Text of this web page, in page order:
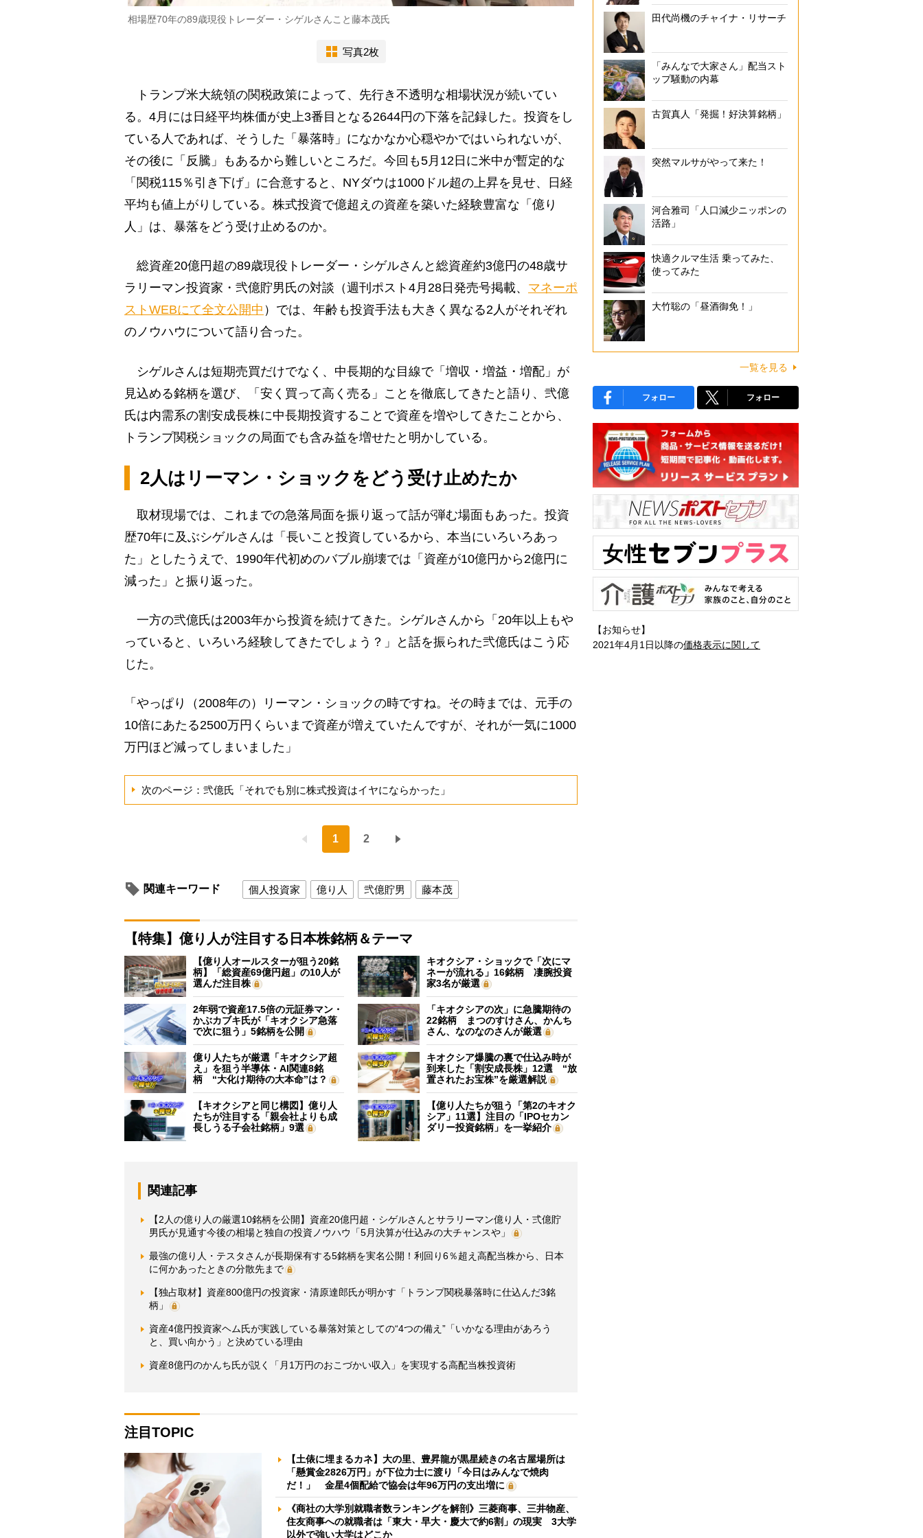
相場歴70年の89歳現役トレーダー・シゲルさんこと藤本茂氏
写真2枚
トランプ米大統領の関税政策によって、先行き不透明な相場状況が続いてい
る。4月には日経平均株価が史上3番目となる2644円の下落を記録した。投資をし
ている人であれば、そうした「暴落時」になかなか心穏やかではいられないが、
その後に「反騰」もあるから難しいところだ。今回も5月12日に米中が暫定的な
「関税115％引き下げ」に合意すると、NYダウは1000ドル超の上昇を見せ、日経
平均も値上がりしている。株式投資で億超えの資産を築いた経験豊富な「億り
人」は、暴落をどう受け止めるのか。
総資産20億円超の89歳現役トレーダー・シゲルさんと総資産約3億円の48歳サ
ラリーマン投資家・弐億貯男氏の対談（週刊ポスト4月28日発売号掲載、 マネーポ
ストWEBにて全文公開中 ）では、年齢も投資手法も大きく異なる2人がそれぞれ
のノウハウについて語り合った。
シゲルさんは短期売買だけでなく、中長期的な目線で「増収・増益・増配」が
見込める銘柄を選び、「安く買って高く売る」ことを徹底してきたと語り、弐億
氏は内需系の割安成長株に中長期投資することで資産を増やしてきたことから、
トランプ関税ショックの局面でも含み益を増せたと明かしている。
2人はリーマン・ショックをどう受け止めたか
取材現場では、これまでの急落局面を振り返って話が弾む場面もあった。投資
歴70年に及ぶシゲルさんは「長いこと投資しているから、本当にいろいろあっ
た」としたうえで、1990年代初めのバブル崩壊では「資産が10億円から2億円に
減った」と振り返った。
一方の弐億氏は2003年から投資を続けてきた。シゲルさんから「20年以上もや
っていると、いろいろ経験してきたでしょう？」と話を振られた弐億氏はこう応
じた。
「やっぱり（2008年の）リーマン・ショックの時ですね。その時までは、元手の
10倍にあたる2500万円くらいまで資産が増えていたんですが、それが一気に1000
万円ほど減ってしまいました」
次のページ：弐億氏「それでも別に株式投資はイヤにならかった」
1 2
関連キーワード 個人投資家 億り人 弐億貯男 藤本茂
【特集】億り人が注目する日本株銘柄＆テーマ
【億り人オールスターが狙う20銘
柄】「総資産69億円超」の10人が
選んだ注目株
キオクシア・ショックで「次にマ
ネーが流れる」16銘柄 凄腕投資
家3名が厳選
2年弱で資産17.5倍の元証券マン・
かぶカブキ氏が「キオクシア急落
で次に狙う」5銘柄を公開
「キオクシアの次」に急騰期待の
22銘柄 まつのすけさん、かんち
さん、なのなのさんが厳選
億り人たちが厳選「キオクシア超
え」を狙う半導体・AI関連8銘
柄 “大化け期待の大本命”は？
キオクシア爆騰の裏で仕込み時が
到来した「割安成長株」12選 “放
置されたお宝株”を厳選解説
【キオクシアと同じ構図】億り人
たちが注目する「親会社よりも成
長しうる子会社銘柄」9選
【億り人たちが狙う「第2のキオク
シア」11選】注目の「IPOセカン
ダリー投資銘柄」を一挙紹介
関連記事
【2人の億り人の厳選10銘柄を公開】資産20億円超・シゲルさんとサラリーマン億り人・弍億貯
男氏が見通す今後の相場と独自の投資ノウハウ「5月決算が仕込みの大チャンスや」
最強の億り人・テスタさんが長期保有する5銘柄を実名公開！利回り6％超え高配当株から、日本
に何かあったときの分散先まで
【独占取材】資産800億円の投資家・清原達郎氏が明かす「トランプ関税暴落時に仕込んだ3銘
柄」
資産4億円投資家ヘム氏が実践している暴落対策としての“4つの備え”「いかなる理由があろう
と、買い向かう」と決めている理由
資産8億円のかんち氏が説く「月1万円のおこづかい収入」を実現する高配当株投資術
注目TOPIC
【土俵に埋まるカネ】大の里、豊昇龍が黒星続きの名古屋場所は
「懸賞金2826万円」が下位力士に渡り「今日はみんなで焼肉
だ！」 金星4個配給で協会は年96万円の支出増に
《商社の大学別就職者数ランキングを解剖》三菱商事、三井物産、
住友商事への就職者は「東大・早大・慶大で約6割」の現実 3大学
以外で強い大学はどこか
田代尚機のチャイナ・リサーチ
「みんなで大家さん」配当スト
ップ騒動の内幕
古賀真人「発掘！好決算銘柄」
突然マルサがやって来た！
河合雅司「人口減少ニッポンの
活路」
快適クルマ生活 乗ってみた、
使ってみた
大竹聡の「昼酒御免！」
一覧を見る
フォロー フォロー
【お知らせ】
2021年4月1日以降の価格表示に関して